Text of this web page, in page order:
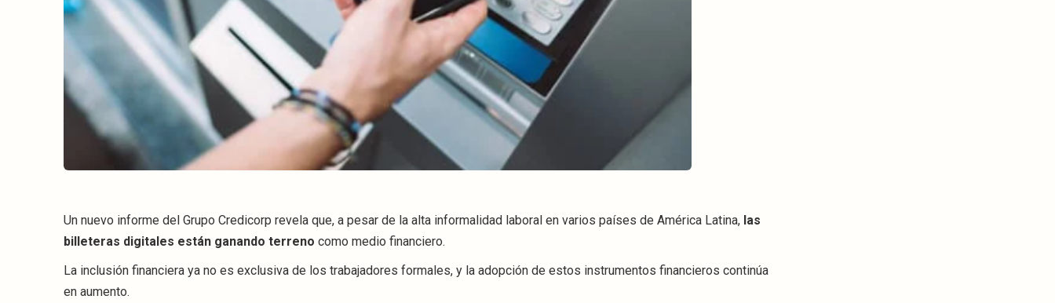
Un nuevo informe del Grupo Credicorp revela que, a pesar de la alta informalidad laboral en varios países de América Latina, las
billeteras digitales están ganando terreno como medio financiero.
La inclusión financiera ya no es exclusiva de los trabajadores formales, y la adopción de estos instrumentos financieros continúa
en aumento.